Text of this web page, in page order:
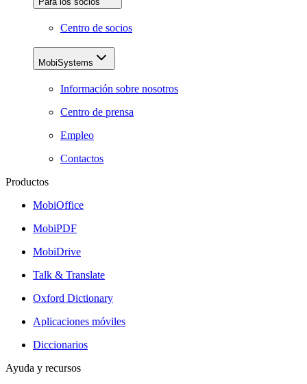
Centro de socios
MobiSystems
Información sobre nosotros
Centro de prensa
Empleo
Contactos
Productos
MobiOffice
MobiPDF
MobiDrive
Talk & Translate
Oxford Dictionary
Aplicaciones móviles
Diccionarios
Ayuda y recursos